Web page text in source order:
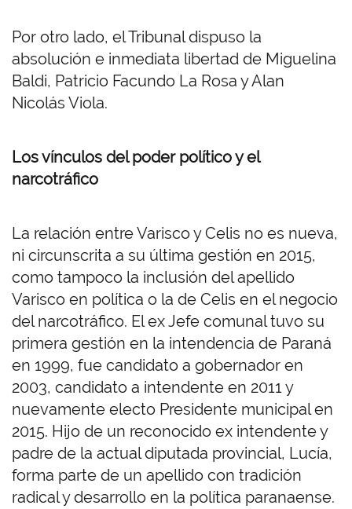
Por otro lado, el Tribunal dispuso la
absolución e inmediata libertad de Miguelina
Baldi, Patricio Facundo La Rosa y Alan
Nicolás Viola.
Los vínculos del poder político y el
narcotráfico
La relación entre Varisco y Celis no es nueva,
ni circunscrita a su última gestión en 2015,
como tampoco la inclusión del apellido
Varisco en política o la de Celis en el negocio
del narcotráfico. El ex Jefe comunal tuvo su
primera gestión en la intendencia de Paraná
en 1999, fue candidato a gobernador en
2003, candidato a intendente en 2011 y
nuevamente electo Presidente municipal en
2015. Hijo de un reconocido ex intendente y
padre de la actual diputada provincial, Lucía,
forma parte de un apellido con tradición
radical y desarrollo en la política paranaense.